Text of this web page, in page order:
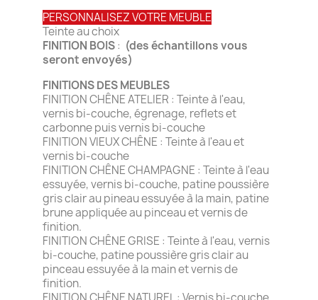
PERSONNALISEZ VOTRE MEUBLE
Teinte au choix
FINITION BOIS: (des échantillons vous
seront envoyés)
FINITIONS DES MEUBLES
FINITION CHÊNE ATELIER : Teinte à l'eau,
vernis bi-couche, égrenage, reflets et
carbonne puis vernis bi-couche
FINITION VIEUX CHÊNE : Teinte à l'eau et
vernis bi-couche
FINITION CHÊNE CHAMPAGNE : Teinte à l'eau
essuyée, vernis bi-couche, patine poussière
gris clair au pineau essuyée à la main, patine
brune appliquée au pinceau et vernis de
finition.
FINITION CHÊNE GRISE : Teinte à l'eau, vernis
bi-couche, patine poussière gris clair au
pinceau essuyée à la main et vernis de
finition.